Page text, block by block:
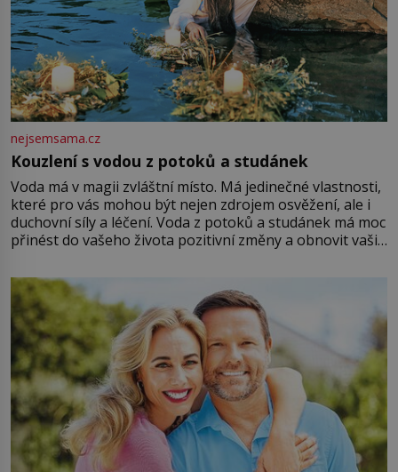
nejsemsama.cz
Kouzlení s vodou z potoků a studánek
Voda má v magii zvláštní místo. Má jedinečné vlastnosti,
které pro vás mohou být nejen zdrojem osvěžení, ale i
duchovní síly a léčení. Voda z potoků a studánek má moc
přinést do vašeho života pozitivní změny a obnovit vaši
můžete obohatit své rituály a přinést do svého života
větší harmonii a klid. Je důležité